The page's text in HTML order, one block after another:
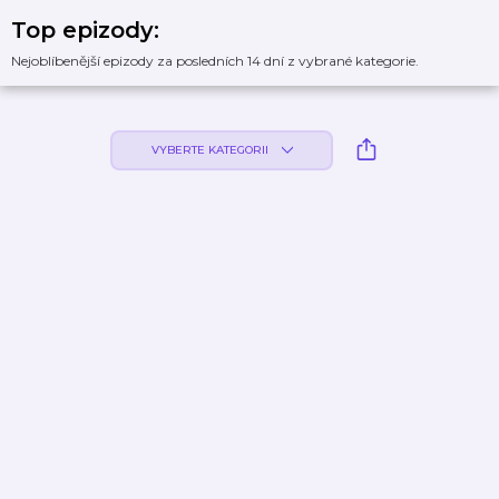
Top epizody:
Nejoblíbenější epizody za posledních 14 dní z vybrané kategorie.
VYBERTE KATEGORII